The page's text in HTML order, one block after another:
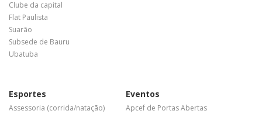
Clube da capital
Flat Paulista
Suarão
Subsede de Bauru
Ubatuba
Esportes
Assessoria (corrida/natação)
Eventos
Apcef de Portas Abertas